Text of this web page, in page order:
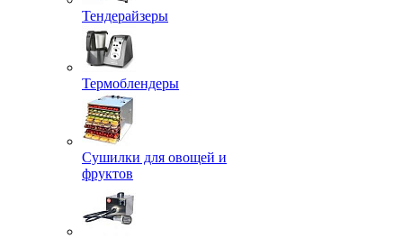
Тендерайзеры
Термоблендеры
Сушилки для овощей и
фруктов